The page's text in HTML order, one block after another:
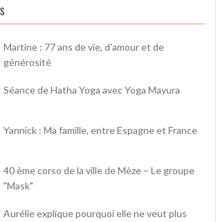
Martine : 77 ans de vie, d'amour et de
générosité
Séance de Hatha Yoga avec Yoga Mayura
Yannick : Ma famille, entre Espagne et France
40 ème corso de la ville de Mèze – Le groupe
"Mask"
Aurélie explique pourquoi elle ne veut plus